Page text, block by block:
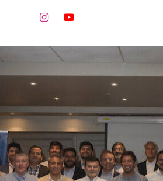
 